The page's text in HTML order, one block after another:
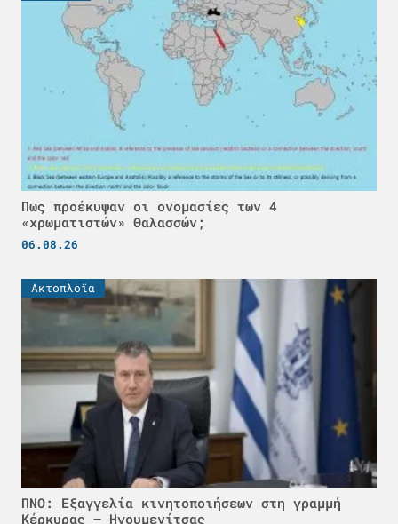
Πως προέκυψαν οι ονομασίες των 4
«χρωματιστών» Θαλασσών;
06.08.26
Ακτοπλοϊα
ΠΝΟ: Εξαγγελία κινητοποιήσεων στη γραμμή
Κέρκυρας – Ηγουμενίτσας